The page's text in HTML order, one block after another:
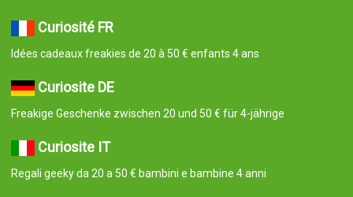
Curiosité FR
Idées cadeaux freakies de 20 à 50 € enfants 4 ans
Curiosite DE
Freakige Geschenke zwischen 20 und 50 € für 4-jährige
Curiosite IT
Regali geeky da 20 a 50 € bambini e bambine 4 anni